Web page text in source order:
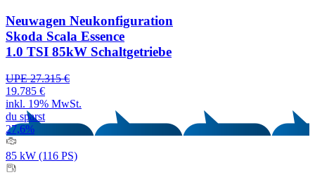
Neuwagen Neukonfiguration
Skoda Scala Essence
1.0 TSI 85kW Schaltgetriebe
UPE 27.315 €
19.785 €
inkl. 19% MwSt.
du sparst
27,6%
85 kW (116 PS)